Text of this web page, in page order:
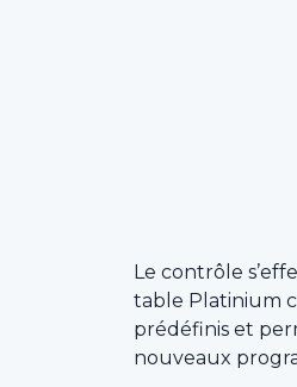
Le contrôle
table Platinium
prédéfinis et
nouveaux